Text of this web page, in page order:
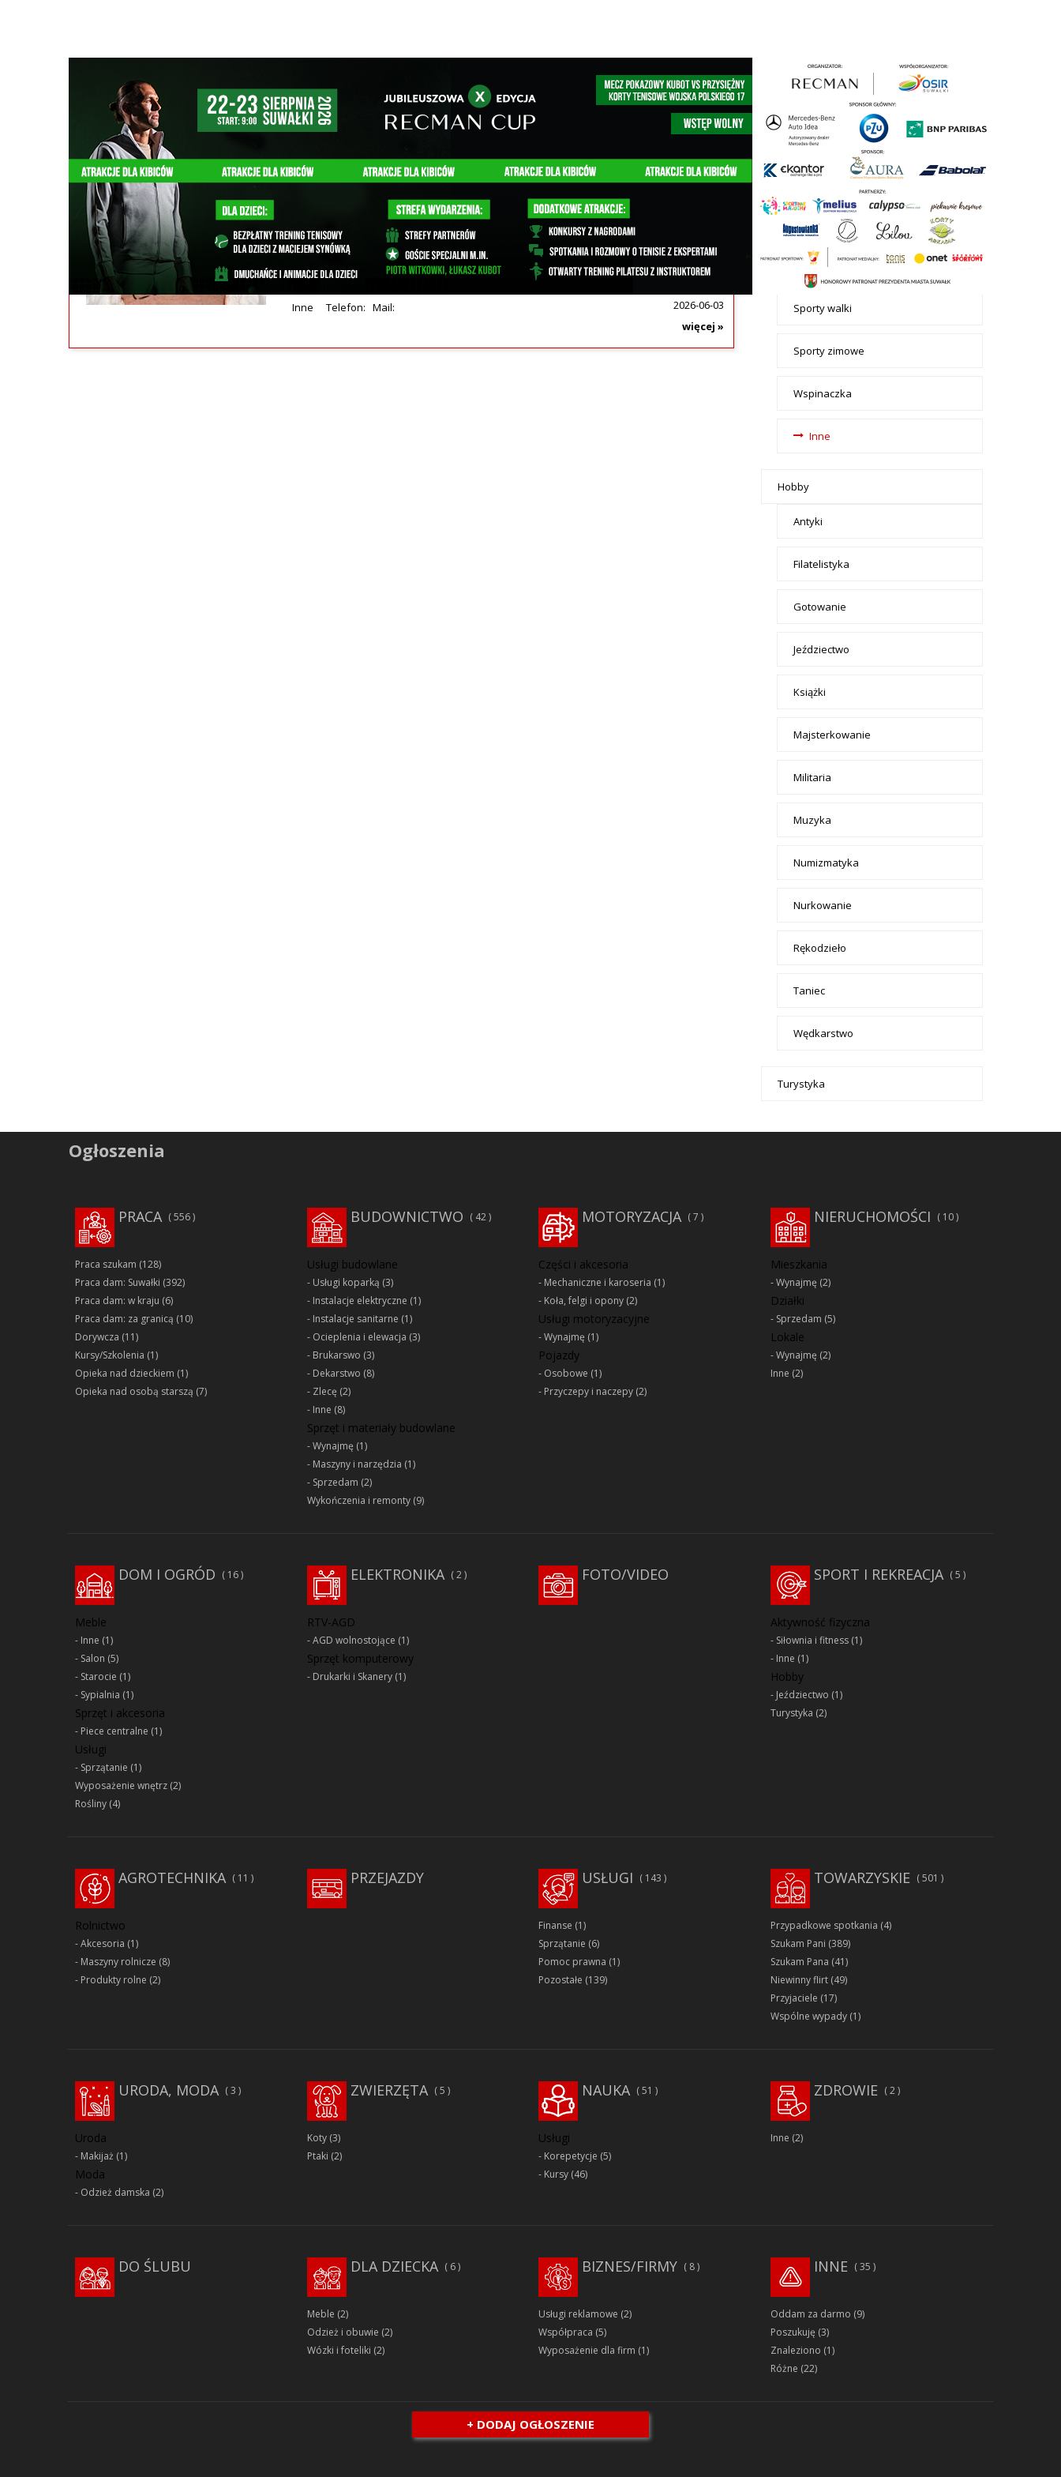
Szukana fraza w ogłoszeniach
wyposażenie groty solnej / SPA
Sprzedam kompletne, profesjonalne wyposażenie groty / jaskini solnej.
Elementy doskonale sprawdzą się zarówno w komercyjnym salonie SPA,
hotelu, czy gabinecie rehabilitacji. Wszystkie urządzenia są w pełni
sprawne, regularnie serwisowane i zadbane. Stan techniczny: Bardzo
dobry Demontaż i transport...
Inne Telefon: Mail:
2026-06-03
więcej »
+ Dodaj ogłoszenie
Ogłoszenia
- tax -
menu-
Sport i
rekreacja
Sport i rekreacja
Aktywność fizyczna
Rowery i akcesoria
Siłownia i fitness
Sporty letnie
Sporty walki
Sporty zimowe
Wspinaczka
Inne
Hobby
Antyki
Filatelistyka
Gotowanie
Jeździectwo
Książki
Majsterkowanie
Militaria
Muzyka
Numizmatyka
Nurkowanie
Rękodzieło
Taniec
Wędkarstwo
Turystyka
Ogłoszenia
PRACA 556
Praca szukam (128)
Praca dam: Suwałki (392)
Praca dam: w kraju (6)
Praca dam: za granicą (10)
Dorywcza (11)
Kursy/Szkolenia (1)
Opieka nad dzieckiem (1)
Opieka nad osobą starszą (7)
BUDOWNICTWO 42
Usługi budowlane
Usługi koparką (3)
Instalacje elektryczne (1)
Instalacje sanitarne (1)
Ocieplenia i elewacja (3)
Brukarswo (3)
Dekarstwo (8)
Zlecę (2)
Inne (8)
Sprzęt i materiały budowlane
Wynajmę (1)
Maszyny i narzędzia (1)
Sprzedam (2)
Wykończenia i remonty(9)
MOTORYZACJA 7
Części i akcesoria
Mechaniczne i karoseria (1)
Koła, felgi i opony (2)
Usługi motoryzacyjne
Wynajmę (1)
Pojazdy
Osobowe (1)
Przyczepy i naczepy (2)
NIERUCHOMOŚCI 10
Mieszkania
Wynajmę (2)
Działki
Sprzedam (5)
Lokale
Wynajmę (2)
Inne (2)
DOM I OGRÓD 16
Meble
Inne (1)
Salon (5)
Starocie (1)
Sypialnia (1)
Sprzęt i akcesoria
Piece centralne (1)
Usługi
Sprzątanie (1)
Wyposażenie wnętrz (2)
Rośliny (4)
2
ELEKTRONIKA
RTV-AGD
AGD wolnostojące (1)
Sprzęt komputerowy
Drukarki i Skanery(1)
FOTO/VIDEO SPORT I REKREACJA 5
Aktywność fizyczna
Siłownia i fitness(1)
Inne (1)
Hobby
Jeździectwo (1)
Turystyka (2)
AGROTECHNIKA 11
Rolnictwo
Akcesoria (1)
Maszyny rolnicze (8)
Produkty rolne (2)
PRZEJAZDY 143
USŁUGI
Finanse (1)
Sprzątanie (6)
Pomoc prawna (1)
Pozostałe (139)
TOWARZYSKIE 501
Przypadkowe spotkania (4)
Szukam Pani (389)
Szukam Pana (41)
Niewinny flirt(49)
Przyjaciele (17)
Wspólne wypady(1)
URODA, MODA 3
Uroda
Makijaż (1)
Moda
Odzież damska (2)
ZWIERZĘTA 5
Koty(3)
Ptaki (2)
51
NAUKA
Usługi
Korepetycje (5)
Kursy (46)
ZDROWIE 2
Inne (2)
DO ŚLUBU 6
DLA DZIECKA
Meble (2)
Odzież i obuwie (2)
Wózki i foteliki (2)
8
BIZNES/FIRMY
Usługi reklamowe (2)
Współpraca (5)
Wyposażenie dla firm (1)
35
INNE
Oddam za darmo (9)
Poszukuję (3)
Znaleziono (1)
Różne (22)
+ DODAJ OGŁOSZENIE